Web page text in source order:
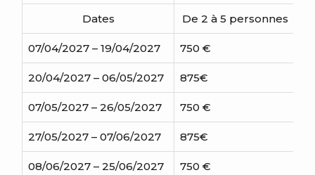
Dates De 2 à 5 personnes
07/04/2027 – 19/04/2027 750 €
20/04/2027 – 06/05/2027 875€
07/05/2027 – 26/05/2027 750 €
27/05/2027 – 07/06/2027 875€
08/06/2027 – 25/06/2027 750 €